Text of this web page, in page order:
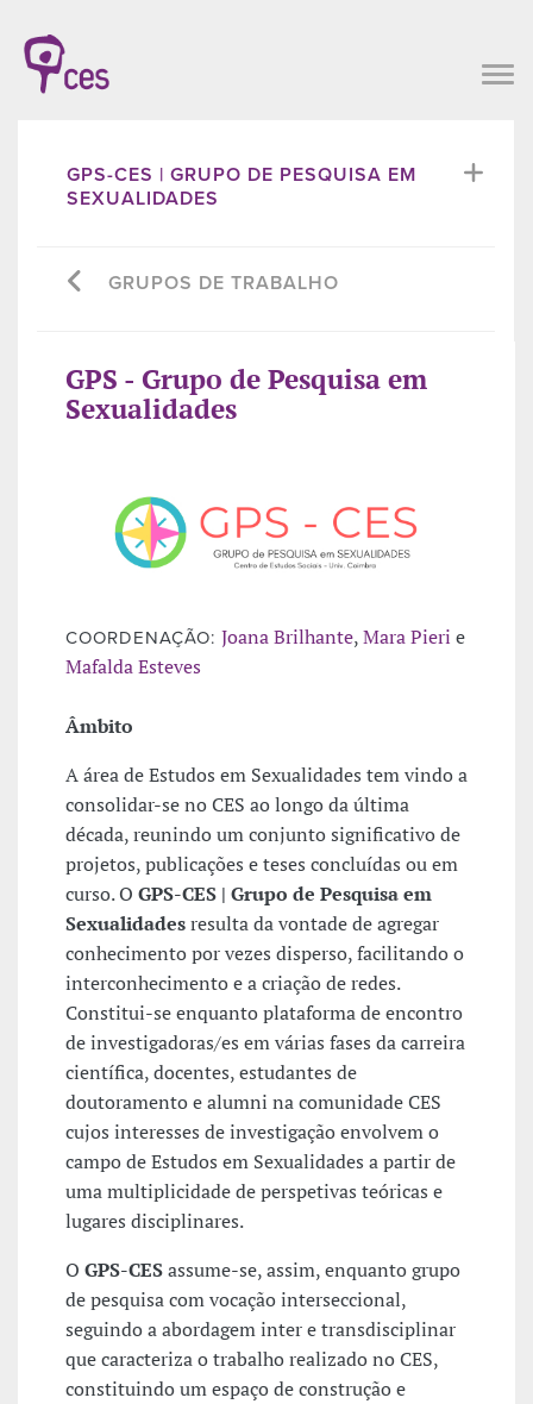
GPS-CES | GRUPO DE PESQUISA EM
SEXUALIDADES
GRUPOS DE TRABALHO
GPS - Grupo de Pesquisa em
Sexualidades
COORDENAÇÃO: Joana Brilhante,Mara Pieri e
Mafalda Esteves
Âmbito
A área de Estudos em Sexualidades tem vindo a
consolidar-se no CES ao longo da última
década, reunindo um conjunto significativo de
projetos, publicações e teses concluídas ou em
curso. O GPS-CES | Grupo de Pesquisa em
Sexualidadesresulta da vontade de agregar
conhecimento por vezes disperso, facilitando o
interconhecimento e a criação de redes.
Constitui-se enquanto plataforma de encontro
de investigadoras/es em várias fases da carreira
científica, docentes, estudantes de
doutoramento e alumni na comunidade CES
cujos interesses de investigação envolvem o
campo de Estudos em Sexualidades a partir de
uma multiplicidade de perspetivas teóricas e
lugares disciplinares.
O GPS-CESassume-se, assim, enquanto grupo
de pesquisa com vocação interseccional,
seguindo a abordagem inter e transdisciplinar
que caracteriza o trabalho realizado no CES,
constituindo um espaço de construção e